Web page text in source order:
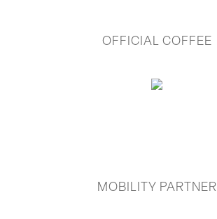
OFFICIAL COFFEE
MOBILITY PARTNER